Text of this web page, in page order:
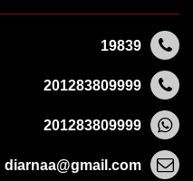
19839
201283809999
201283809999
diarnaa@gmail.com